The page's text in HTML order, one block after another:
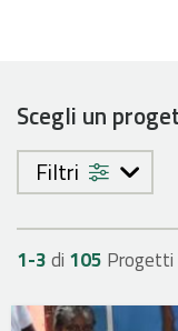
Scegli un
Filtri
1-3di 105 Progetti